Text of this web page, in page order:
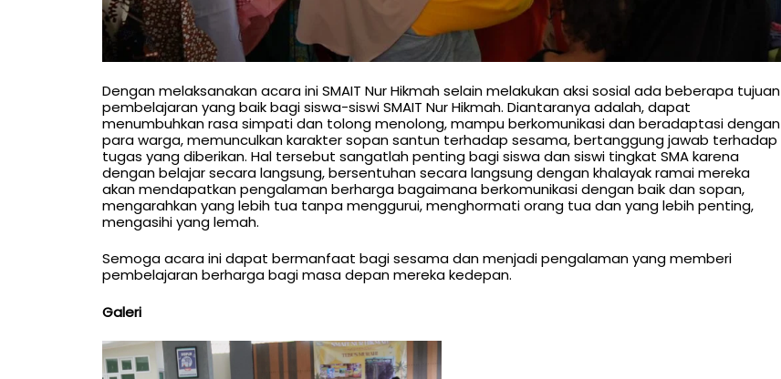
Dengan melaksanakan acara ini SMAIT Nur Hikmah selain melakukan aksi sosial ada beberapa tujuan
pembelajaran yang baik bagi siswa-siswi SMAIT Nur Hikmah. Diantaranya adalah, dapat
menumbuhkan rasa simpati dan tolong menolong, mampu berkomunikasi dan beradaptasi dengan
para warga, memunculkan karakter sopan santun terhadap sesama, bertanggung jawab terhadap
tugas yang diberikan. Hal tersebut sangatlah penting bagi siswa dan siswi tingkat SMA karena
dengan belajar secara langsung, bersentuhan secara langsung dengan khalayak ramai mereka
akan mendapatkan pengalaman berharga bagaimana berkomunikasi dengan baik dan sopan,
mengarahkan yang lebih tua tanpa menggurui, menghormati orang tua dan yang lebih penting,
mengasihi yang lemah.
Semoga acara ini dapat bermanfaat bagi sesama dan menjadi pengalaman yang memberi
pembelajaran berharga bagi masa depan mereka kedepan.
Galeri